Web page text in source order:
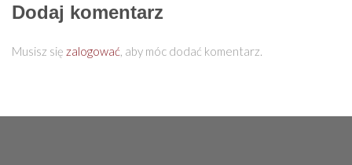
Dodaj komentarz
Musisz się zalogować, aby móc dodać komentarz.